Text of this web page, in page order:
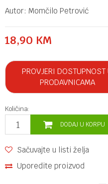
Autor: Momčilo Petrović
18,90 KM
PROVJERI DOSTUPNOST
PRODAVNICAMA
Količina:
DODAJ U KORPU
Sačuvajte u listi želja
Uporedite proizvod